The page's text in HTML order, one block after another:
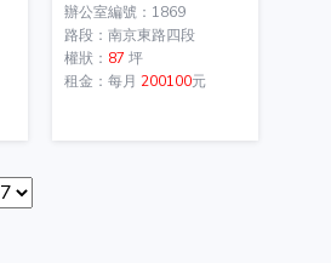
辦公室編號：1869
路段：南京東路四段
權狀： 87 坪
租金：每月 200100元